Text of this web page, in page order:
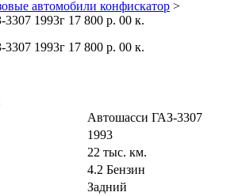
автомобили конфискатор >
1993г 17 800 р. 00 к.
1993г 17 800 р. 00 к.
Автошасси ГАЗ-3307
1993
22 тыс. км.
4.2 Бензин
Задний